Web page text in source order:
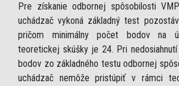
Pre získanie odbornej spôsobilosti
uchádzač vykoná základný test
pričom minimálny počet bodov na
teoretickej skúšky je 24. Pri nedosiahnutí
bodov zo základného testu odbornej
uchádzač nemôže pristúpiť v rámci